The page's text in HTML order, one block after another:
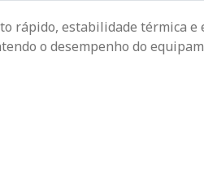
rápido, estabilidade térmica e
o desempenho do